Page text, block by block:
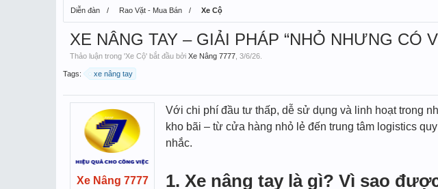
Diễn đàn Rao Vặt - Mua Bán Xe Cộ
XE NÂNG TAY – GIẢI PHÁP “NHỎ NHƯNG CÓ
Thảo luận trong 'Xe Cộ' bắt đầu bởi Xe Nâng 7777 3/6/26
Tags: xe nâng tay
Xe Nâng 7777
Với chi phí đầu tư thấp, dễ sử dụng và linh hoạt trong
kho bãi – từ cửa hàng nhỏ lẻ đến trung tâm logistics
nhắc.
1. Xe nâng tay là gì? Vì sao